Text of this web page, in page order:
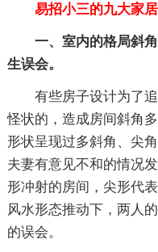
易招小三的九大家居
一、室内的格局斜
生误会。
有些房子设计为了
怪状的，造成房间斜角
形状呈现过多斜角、尖
夫妻有意见不和的情况
形冲射的房间，尖形代
风水形态推动下，两人
的误会。